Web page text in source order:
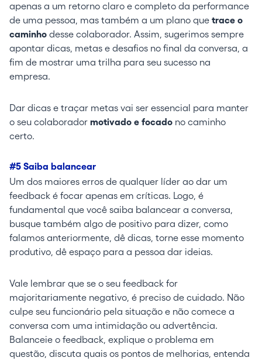
apenas a um retorno claro e completo da performance
de uma pessoa, mas também a um plano que trace o
caminho desse colaborador. Assim, sugerimos sempre
apontar dicas, metas e desafios no final da conversa, a
fim de mostrar uma trilha para seu sucesso na
empresa.
Dar dicas e traçar metas vai ser essencial para manter
o seu colaborador motivado e focado no caminho
certo.
#5 Saiba balancear
Um dos maiores erros de qualquer líder ao dar um
feedback é focar apenas em críticas. Logo, é
fundamental que você saiba balancear a conversa,
busque também algo de positivo para dizer, como
falamos anteriormente, dê dicas, torne esse momento
produtivo, dê espaço para a pessoa dar ideias.
Vale lembrar que se o seu feedback for
majoritariamente negativo, é preciso de cuidado. Não
culpe seu funcionário pela situação e não comece a
conversa com uma intimidação ou advertência.
Balanceie o feedback, explique o problema em
questão, discuta quais os pontos de melhorias, entenda